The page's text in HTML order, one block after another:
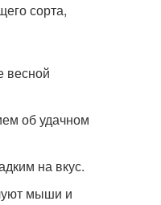
сорта,
весной
об удачном
на вкус.
мыши и